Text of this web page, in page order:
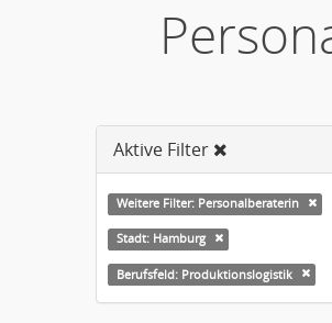
Aktive Filter
Weitere Filter: Personalberaterin
Stadt: Hamburg
Berufsfeld: Produktionslogistik